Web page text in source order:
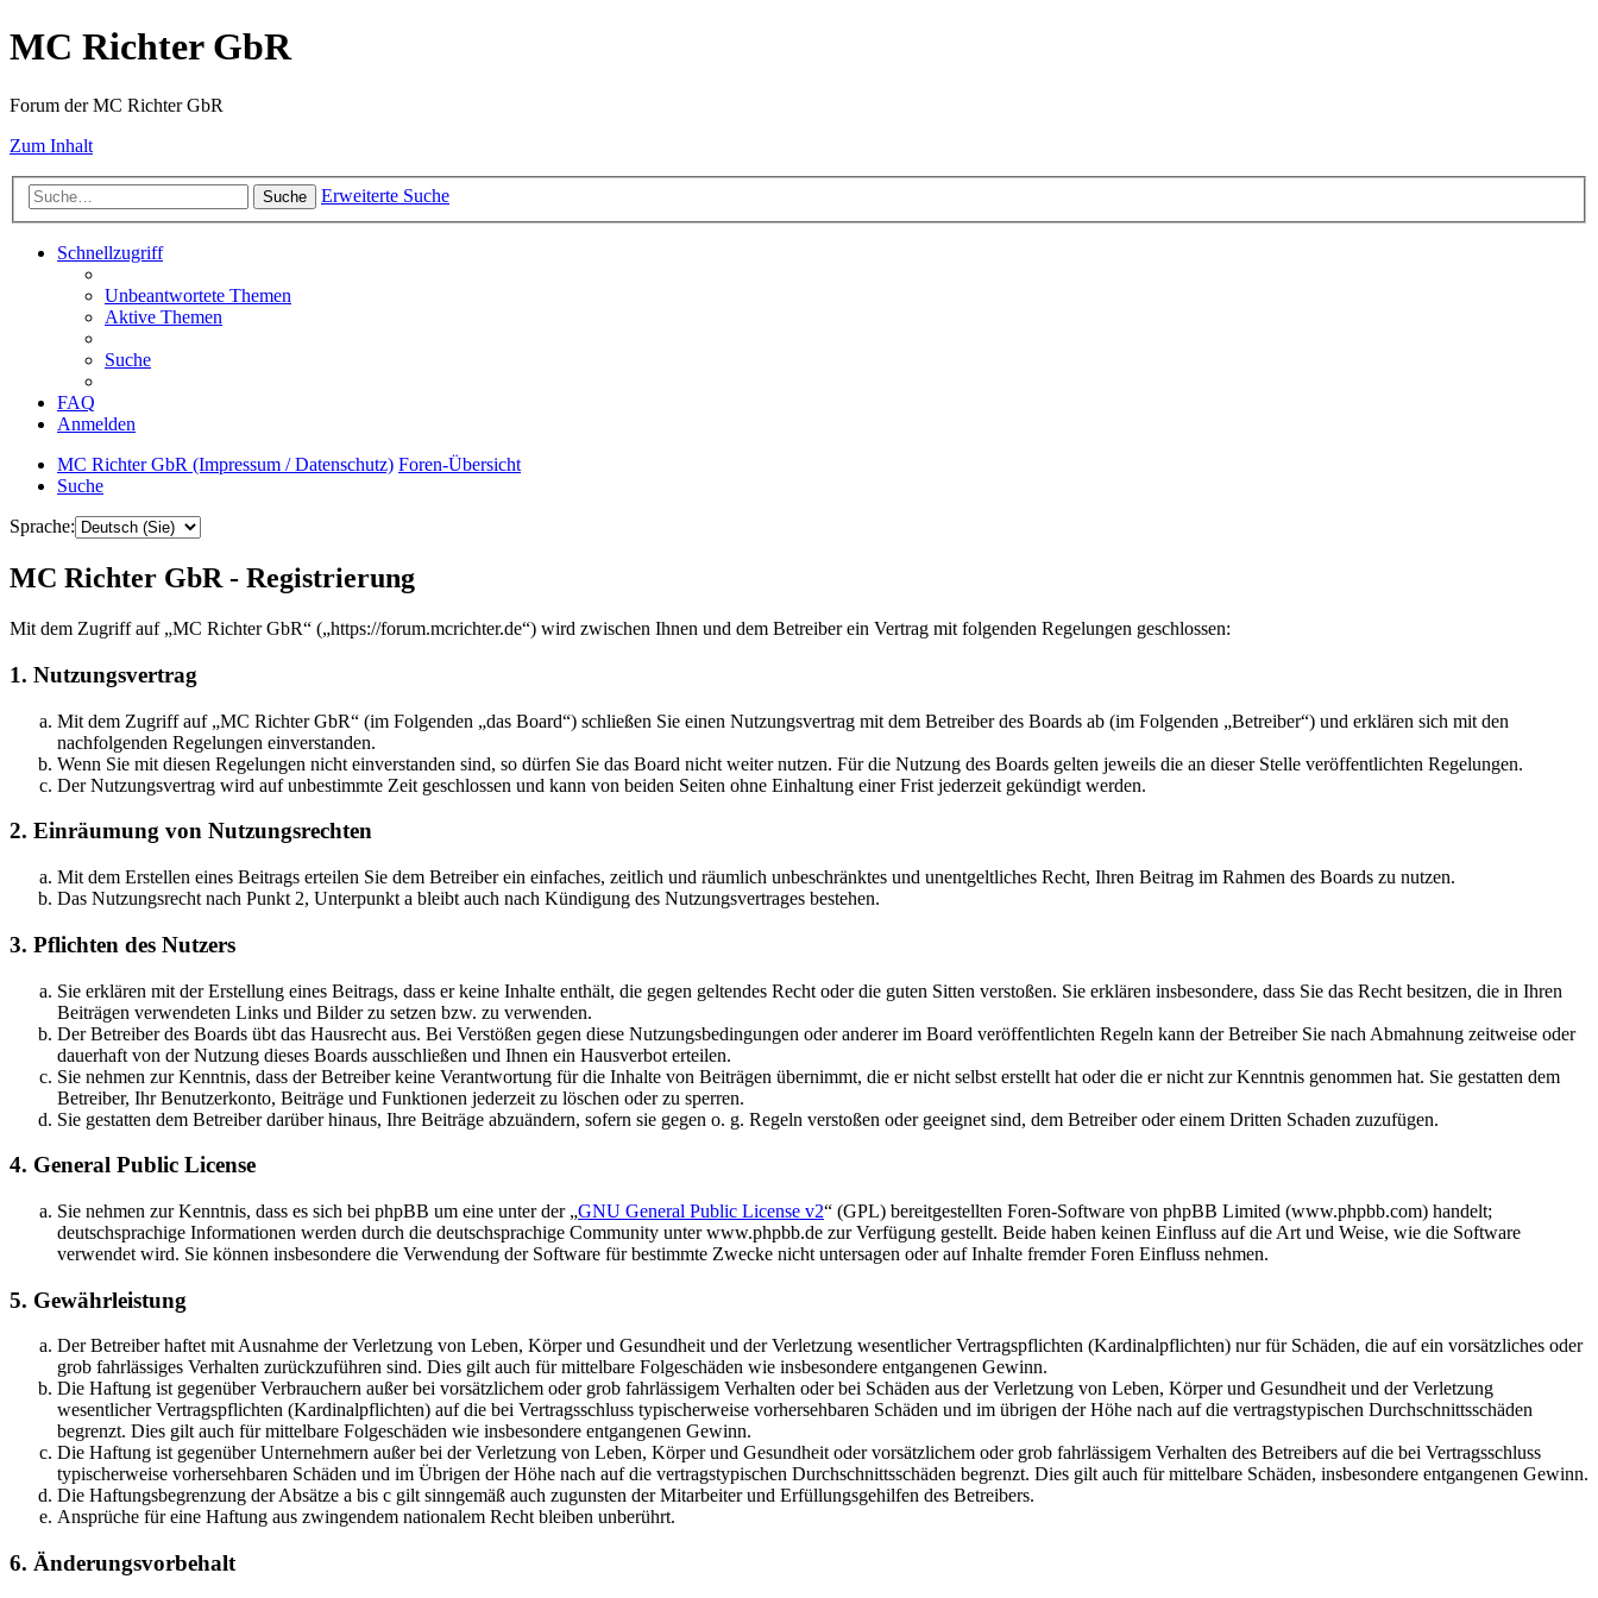
MC Richter GbR
Forum der MC Richter GbR
Zum Inhalt
Suche Erweiterte Suche
Schnellzugriff
Unbeantwortete Themen
Aktive Themen
Suche
FAQ
Anmelden
MC Richter GbR (Impressum / Datenschutz) Foren-Übersicht
Suche
Sprache:
MC Richter GbR - Registrierung
Mit dem Zugriff auf „MC Richter GbR“ („https://forum.mcrichter.de“) wird zwischen Ihnen und dem Betreiber ein Vertrag mit folgenden Regelungen geschlossen:
1. Nutzungsvertrag
Mit dem Zugriff auf „MC Richter GbR“ (im Folgenden „das Board“) schließen Sie einen Nutzungsvertrag mit dem Betreiber des Boards ab (im Folgenden „Betreiber“) und erklären sich mit den
nachfolgenden Regelungen einverstanden.
Wenn Sie mit diesen Regelungen nicht einverstanden sind, so dürfen Sie das Board nicht weiter nutzen. Für die Nutzung des Boards gelten jeweils die an dieser Stelle veröffentlichten Regelungen.
Der Nutzungsvertrag wird auf unbestimmte Zeit geschlossen und kann von beiden Seiten ohne Einhaltung einer Frist jederzeit gekündigt werden.
2. Einräumung von Nutzungsrechten
Mit dem Erstellen eines Beitrags erteilen Sie dem Betreiber ein einfaches, zeitlich und räumlich unbeschränktes und unentgeltliches Recht, Ihren Beitrag im Rahmen des Boards zu nutzen.
Das Nutzungsrecht nach Punkt 2, Unterpunkt a bleibt auch nach Kündigung des Nutzungsvertrages bestehen.
3. Pflichten des Nutzers
Sie erklären mit der Erstellung eines Beitrags, dass er keine Inhalte enthält, die gegen geltendes Recht oder die guten Sitten verstoßen. Sie erklären insbesondere, dass Sie das Recht besitzen, die in Ihren
Beiträgen verwendeten Links und Bilder zu setzen bzw. zu verwenden.
Der Betreiber des Boards übt das Hausrecht aus. Bei Verstößen gegen diese Nutzungsbedingungen oder anderer im Board veröffentlichten Regeln kann der Betreiber Sie nach Abmahnung zeitweise oder
dauerhaft von der Nutzung dieses Boards ausschließen und Ihnen ein Hausverbot erteilen.
Sie nehmen zur Kenntnis, dass der Betreiber keine Verantwortung für die Inhalte von Beiträgen übernimmt, die er nicht selbst erstellt hat oder die er nicht zur Kenntnis genommen hat. Sie gestatten dem
Betreiber, Ihr Benutzerkonto, Beiträge und Funktionen jederzeit zu löschen oder zu sperren.
Sie gestatten dem Betreiber darüber hinaus, Ihre Beiträge abzuändern, sofern sie gegen o. g. Regeln verstoßen oder geeignet sind, dem Betreiber oder einem Dritten Schaden zuzufügen.
4. General Public License
Sie nehmen zur Kenntnis, dass es sich bei phpBB um eine unter der „GNU General Public License v2“ (GPL) bereitgestellten Foren-Software von phpBB Limited (www.phpbb.com) handelt;
deutschsprachige Informationen werden durch die deutschsprachige Community unter www.phpbb.de zur Verfügung gestellt. Beide haben keinen Einfluss auf die Art und Weise, wie die Software
verwendet wird. Sie können insbesondere die Verwendung der Software für bestimmte Zwecke nicht untersagen oder auf Inhalte fremder Foren Einfluss nehmen.
5. Gewährleistung
Der Betreiber haftet mit Ausnahme der Verletzung von Leben, Körper und Gesundheit und der Verletzung wesentlicher Vertragspflichten (Kardinalpflichten) nur für Schäden, die auf ein vorsätzliches oder
grob fahrlässiges Verhalten zurückzuführen sind. Dies gilt auch für mittelbare Folgeschäden wie insbesondere entgangenen Gewinn.
Die Haftung ist gegenüber Verbrauchern außer bei vorsätzlichem oder grob fahrlässigem Verhalten oder bei Schäden aus der Verletzung von Leben, Körper und Gesundheit und der Verletzung
wesentlicher Vertragspflichten (Kardinalpflichten) auf die bei Vertragsschluss typischerweise vorhersehbaren Schäden und im übrigen der Höhe nach auf die vertragstypischen Durchschnittsschäden
begrenzt. Dies gilt auch für mittelbare Folgeschäden wie insbesondere entgangenen Gewinn.
Die Haftung ist gegenüber Unternehmern außer bei der Verletzung von Leben, Körper und Gesundheit oder vorsätzlichem oder grob fahrlässigem Verhalten des Betreibers auf die bei Vertragsschluss
typischerweise vorhersehbaren Schäden und im Übrigen der Höhe nach auf die vertragstypischen Durchschnittsschäden begrenzt. Dies gilt auch für mittelbare Schäden, insbesondere entgangenen Gewinn.
Die Haftungsbegrenzung der Absätze a bis c gilt sinngemäß auch zugunsten der Mitarbeiter und Erfüllungsgehilfen des Betreibers.
Ansprüche für eine Haftung aus zwingendem nationalem Recht bleiben unberührt.
6. Änderungsvorbehalt